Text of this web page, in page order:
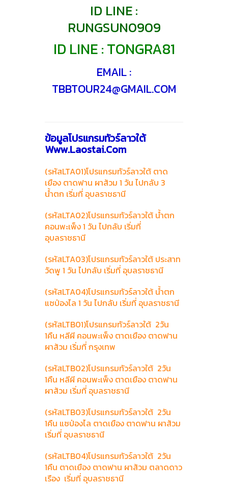
ID LINE :
RUNGSUN0909
ID LINE : TONGRA81
EMAIL :
TBBTOUR24@GMAIL.COM
ข้อมูลโปรแกรมทัวร์ลาวใต้
Www.laostai.com
(รหัสLTA01)โปรแกรมทัวร์ลาวใต้ ตาด
เยือง ตาดฟาน ผาส้วม 1 วัน ไปกลับ 3
น้ำตก เริ่มที่ อุบลราชธานี
(รหัสLTA02)โปรแกรมทัวร์ลาวใต้ น้ำตก
คอนพะเพ็ง 1 วัน ไปกลับ เริ่มที่
อุบลราชธานี
(รหัสLTA03)โปรแกรมทัวร์ลาวใต้ ประสาท
วัดพู 1 วัน ไปกลับ เริ่มที่ อุบลราชธานี
(รหัสLTA04)โปรแกรมทัวร์ลาวใต้ น้ำตก
แซป่องไล 1 วัน ไปกลับ เริ่มที่ อุบลราชธานี
(รหัสLTB01)โปรแกรมทัวร์ลาวใต้ 2วัน
1คืน หลีผี คอนพะเพ็ง ตาดเยือง ตาดฟาน
ผาส้วม เริ่มที่ กรุงเทพ
(รหัสLTB02)โปรแกรมทัวร์ลาวใต้ 2วัน
1คืน หลีผี คอนพะเพ็ง ตาดเยือง ตาดฟาน
ผาส้วม เริ่มที่ อุบลราชธานี
(รหัสLTB03)โปรแกรมทัวร์ลาวใต้ 2วัน
1คืน แซป่องไล ตาดเยือง ตาดฟาน ผาส้วม
เริ่มที่ อุบลราชธานี
(รหัสLTB04)โปรแกรมทัวร์ลาวใต้ 2วัน
1คืน ตาดเยือง ตาดฟาน ผาส้วม ตลาดดาว
เรือง เริ่มที่ อุบลราชธานี